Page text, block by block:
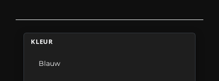
KLEUR
Blauw